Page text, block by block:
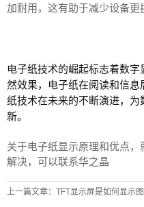
加耐用，这有助于减少设备更
电子纸技术的崛起标志着数
然效果，电子纸在阅读和信
纸技术在未来的不断演进，
新。
关于电子纸显示原理和优点
解决，可以联系华之晶
上一篇文章：TFT显示屏是如何显示图